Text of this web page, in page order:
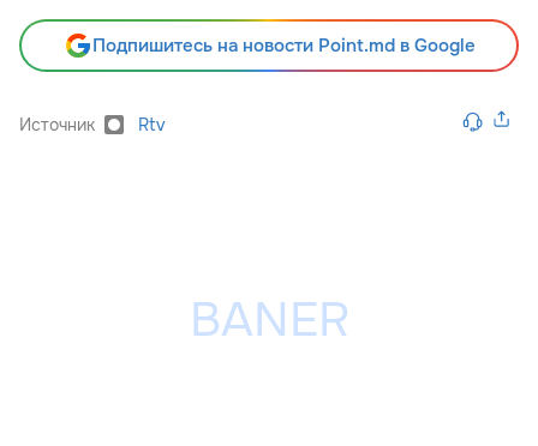
Подпишитесь на новости Point.md в Google
Источник Rtv